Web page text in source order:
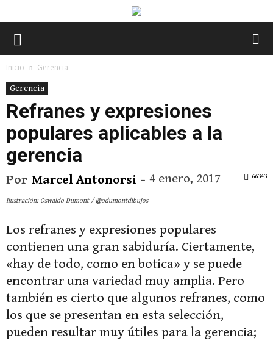
Inicio
Gerencia
Gerencia
Refranes y expresiones
populares aplicables a la
gerencia
Por Marcel Antonorsi - 4 enero, 2017 66343
Ilustración: Oswaldo Dumont / @odumontdibujos
Los refranes y expresiones populares
contienen una gran sabiduría. Ciertamente,
«hay de todo, como en botica» y se puede
encontrar una variedad muy amplia. Pero
también es cierto que algunos refranes, como
los que se presentan en esta selección,
pueden resultar muy útiles para la gerencia;